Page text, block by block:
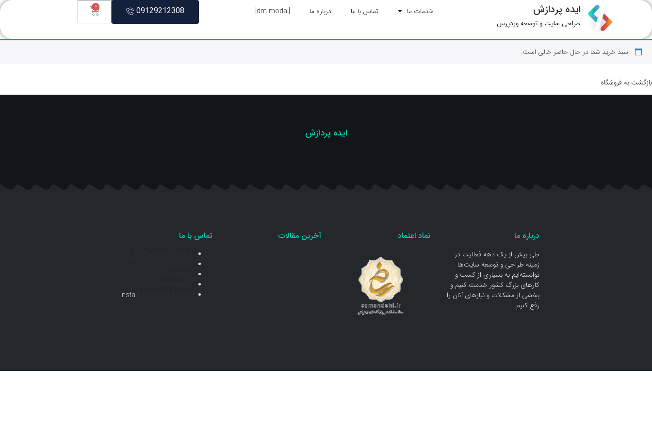
ایده پردازش
طراحی سایت و توسعه وردپرس
خدمات ما تماس با ما درباره ما [dm-modal]
09129212308
0
سبد خرید شما در حال حاضر خالی است.
بازگشت به فروشگاه
ایده پردازش
درباره ما
طی بیش از یک دهه فعالیت در
زمینه طراحی و توسعه سایت‌ها
توانسته‌ایم به بسیاری از کسب و
کار‌های بزرگ کشور خدمت کنیم و
بخشی از مشکلات و نیاز‌های آنان را
رفع کنیم.
نماد اعتماد آخرین مقالات تماس با ما
insta :